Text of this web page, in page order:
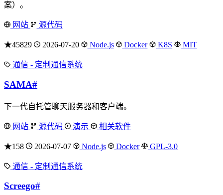
案）。
网站 源代码
★45829 2026-07-20 Node.js Docker K8S MIT
通信 - 定制通信系统
SAMA#
下一代自托管聊天服务器和客户端。
网站 源代码 演示 相关软件
★158 2026-07-07 Node.js Docker GPL-3.0
通信 - 定制通信系统
Screego#